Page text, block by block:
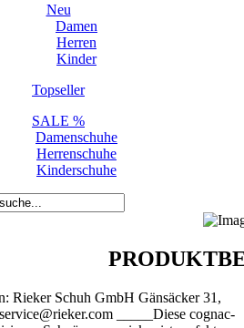
Neu
Damen
Herren
Kinder
Topseller
SALE %
Damenschuhe
Herrenschuhe
Kinderschuhe
Rieker Schuh GmbH Gänsäcker 31,
_____Diese cognac-